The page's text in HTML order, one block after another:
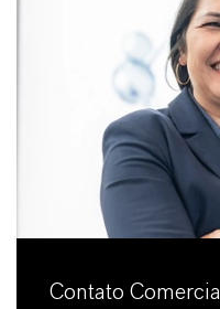
Contato Comercial